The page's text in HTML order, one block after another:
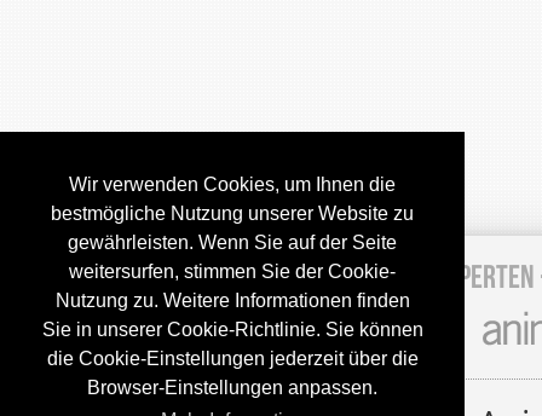
Wir verwenden Cookies, um Ihnen die
bestmögliche Nutzung unserer Website zu
gewährleisten. Wenn Sie auf der Seite
weitersurfen, stimmen Sie der Cookie-
Nutzung zu. Weitere Informationen finden
Sie in unserer Cookie-Richtlinie. Sie können
die Cookie-Einstellungen jederzeit über die
Browser-Einstellungen anpassen.
Hundefleischhandel·Tagebuch Experten